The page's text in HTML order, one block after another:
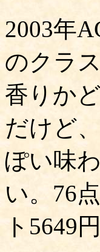
2003年
のクラ
香りか
だけど
ぽい味
い。76点
ト5649